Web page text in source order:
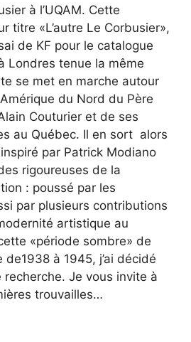
à l’UQAM. Cette
titre «L’autre Le Corbusier»,
de KF pour le catalogue
Londres tenue la même
se met en marche autour
du Nord du Père
Couturier et de ses
au Québec. Il en sort alors
par Patrick Modiano
rigoureuses de la
: poussé par les
par plusieurs contributions
artistique au
«période sombre» de
de1938 à 1945, j’ai décidé
Je vous invite à
trouvailles…